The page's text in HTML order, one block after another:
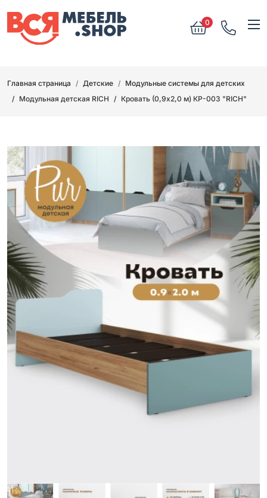
0
Главная страница Детские
Модульные системы для детских
Модульная детская RICH
Кровать (0,9х2,0 м) КР-003 "RICH"